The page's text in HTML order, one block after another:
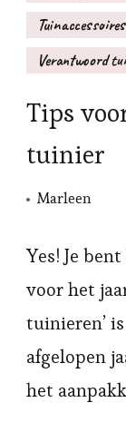
Tuinaccessoires
Verantwoord
Tips
tuinier
Marleen
Yes! Je
voor het
tuinieren’
afgelopen
het